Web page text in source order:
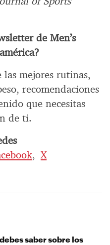
de Men’s
las mejores rutinas,
recomendaciones
que necesitas
de ti.
,X
saber sobre los